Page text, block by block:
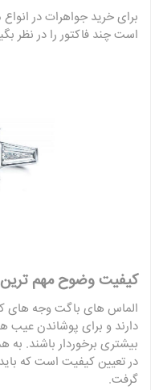
برای خرید جواهرات در
است چند فاکتور را در نظر
کیفیت وضوح مهم
الماس های باگت وجه های
دارند و برای پوشاندن عیب
بیشتری برخوردار باشند.
در تعیین کیفیت است که
گرفت.